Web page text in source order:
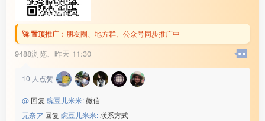
🚀 置顶推广 ： 朋友圈、地方群、公众号同步推广中
9488浏览、 昨天 11:30
10 人点赞
@ 回复 豌豆儿米米:微信
无奈ア 回复 豌豆儿米米:联系方式